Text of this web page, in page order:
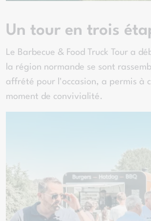
Un tour en trois
Le Barbecue & Food Truck Tour a
la région normande se sont
affrété pour l'occasion, a permis à
moment de convivialité.